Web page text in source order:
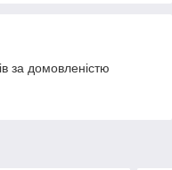
за домовленістю